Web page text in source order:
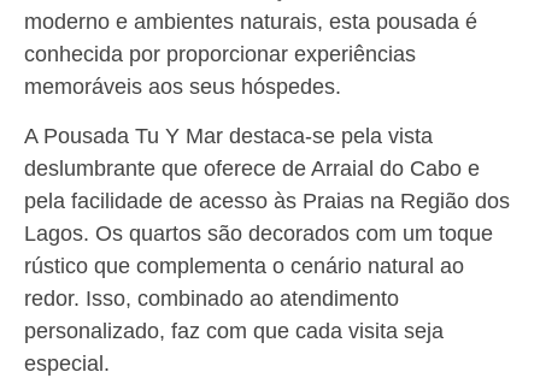
moderno e ambientes naturais, esta pousada é
conhecida por proporcionar experiências
memoráveis aos seus hóspedes.
A Pousada Tu Y Mar destaca-se pela vista
deslumbrante que oferece de Arraial do Cabo e
pela facilidade de acesso às Praias na Região dos
Lagos. Os quartos são decorados com um toque
rústico que complementa o cenário natural ao
redor. Isso, combinado ao atendimento
personalizado, faz com que cada visita seja
especial.